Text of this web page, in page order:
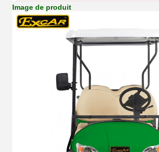
Image de produit